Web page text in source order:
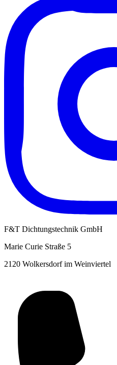
F&T Dichtungstechnik GmbH
Marie Curie Straße 5
2120 Wolkersdorf im Weinviertel